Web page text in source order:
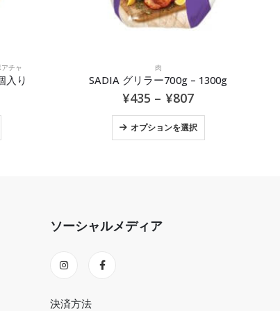
パウダー
AY白胡椒パウダー 100g
¥ 816
カートに追加
ソーシャルメディア
決済方法